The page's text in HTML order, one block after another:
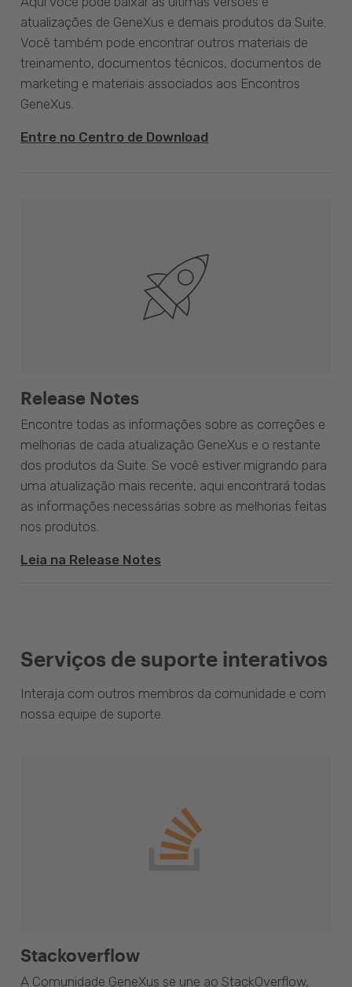
atualizações de GeneXus e demais produtos da Suite.
Você também pode encontrar outros materiais de
treinamento, documentos técnicos, documentos de
marketing e materiais associados aos Encontros
GeneXus.
Entre no Centro de Download
Release Notes
Encontre todas as informações sobre as correções e
melhorias de cada atualização GeneXus e o restante
dos produtos da Suite. Se você estiver migrando para
uma atualização mais recente, aqui encontrará todas
as informações necessárias sobre as melhorias feitas
nos produtos.
Leia na Release Notes
Serviços de suporte interativos
Interaja com outros membros da comunidade e com
nossa equipe de suporte.
Stackoverflow
A Comunidade GeneXus se une ao StackOverflow,